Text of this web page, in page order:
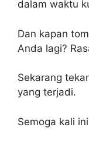
dalam waktu
Dan kapan
Anda lagi?
Sekarang
yang terjadi.
Semoga kali